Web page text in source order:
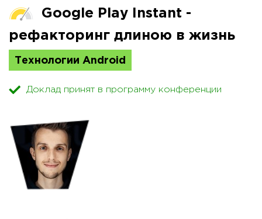
Google Play Instant -
рефакторинг длиною в жизнь
Технологии Android
Доклад принят в программу конференции